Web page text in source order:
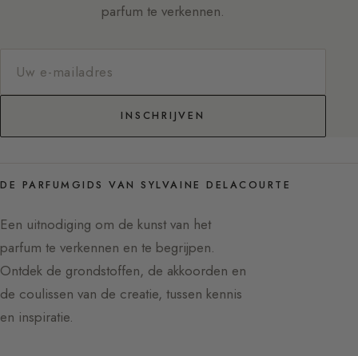
parfum te verkennen.
INSCHRIJVEN
DE PARFUMGIDS VAN SYLVAINE DELACOURTE
Een uitnodiging om de kunst van het
parfum te verkennen en te begrijpen.
Ontdek de grondstoffen, de akkoorden en
de coulissen van de creatie, tussen kennis
en inspiratie.